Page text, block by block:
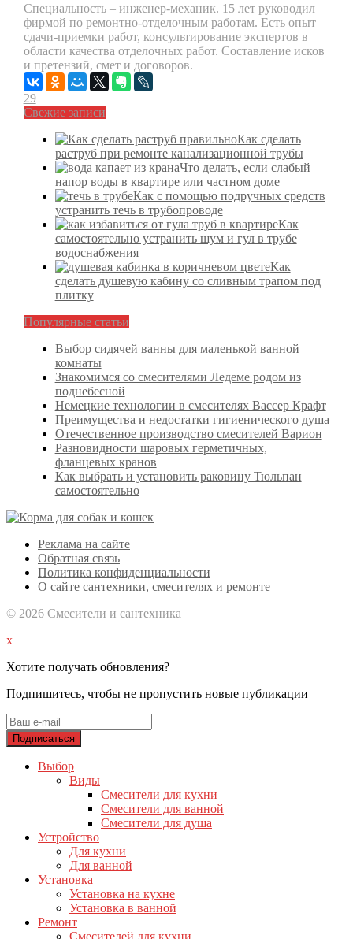
Специальность – инженер-механик. 15 лет руководил
фирмой по ремонтно-отделочным работам. Есть опыт
сдачи-приемки работ, консультирование экспертов в
области качества отделочных работ. Составление исков
и претензий, смет и договоров.
29
Свежие записи
Как сделать
раструб при ремонте канализационной трубы
Что делать, если слабый
напор воды в квартире или частном доме
Как с помощью подручных средств
устранить течь в трубопроводе
Как
самостоятельно устранить шум и гул в трубе
водоснабжения
Как
сделать душевую кабину со сливным трапом под
плитку
Популярные статьи
Выбор сидячей ванны для маленькой ванной
комнаты
Знакомимся со смесителями Ледеме родом из
поднебесной
Немецкие технологии в смесителях Вассер Крафт
Преимущества и недостатки гигиенического душа
Отечественное производство смесителей Варион
Разновидности шаровых герметичных,
фланцевых кранов
Как выбрать и установить раковину Тюльпан
самостоятельно
Реклама на сайте
Обратная связь
Политика конфиденциальности
О сайте сантехники, смесителях и ремонте
© 2026 Смесители и сантехника
x
Хотите получать обновления?
Подпишитесь, чтобы не пропустить новые публикации
Выбор
Виды
Смесители для кухни
Смесители для ванной
Смесители для душа
Устройство
Для кухни
Для ванной
Установка
Установка на кухне
Установка в ванной
Ремонт
Смесителей для кухни